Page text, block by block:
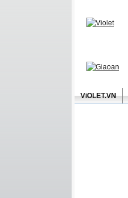
ViOLET.VN